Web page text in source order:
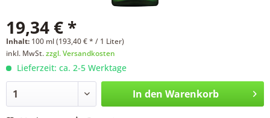
19,34 € *
Inhalt: 100 ml (193,40 € * / 1 Liter)
inkl. MwSt.zzgl. Versandkosten
Lieferzeit: ca. 2-5 Werktage
In den Warenkorb